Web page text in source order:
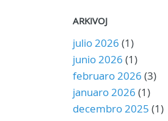
ARKIVOJ
julio 2026 (1)
junio 2026 (1)
februaro 2026 (3)
januaro 2026 (1)
decembro 2025 (1)